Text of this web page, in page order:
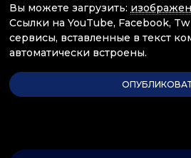
Вы можете загрузить:
Ссылки на YouTube, Facebook,
сервисы, вставленные в текст
автоматически встроены.